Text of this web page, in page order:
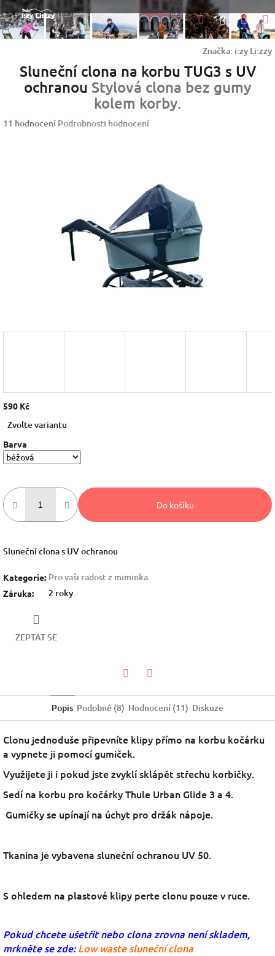
Přejít
na
obsah
HledatPřihlášení
Značka: i:zy Li:zzy
Sluneční clona na korbu TUG3 s UV
ochranou Stylová clona bez gumy
kolem korby.
Průměrné
11 hodnocení Podrobnosti hodnocení
590 Kč
cena:
Zvolte variantu
Barva
Do košíku
Sluneční clona s UV ochranou
Kategorie: Pro vaši radost z miminka
Záruka: 2 roky
ZEPTAT SE
Popis Podobné (8) Hodnocení (11) Diskuze
Clonu jednoduše připevníte klipy přímo na korbu kočárku
a vypnete ji pomocí gumiček.
Využijete ji i pokud jste zvyklí sklápět střechu korbičky.
Sedí na korbu pro kočárky Thule Urban Glide 3 a 4.
Gumičky se upínají na úchyt pro držák nápoje.
Tkanina je vybavena sluneční ochranou UV 50.
S ohledem na plastové klipy perte clonu pouze v ruce.
Pokud chcete ušetřit nebo clona zrovna není skladem,
mrkněte se zde:Low waste sluneční clona